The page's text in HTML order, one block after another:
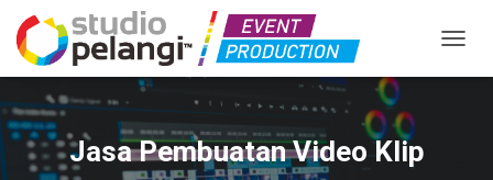
Jasa Pembuatan Video Klip